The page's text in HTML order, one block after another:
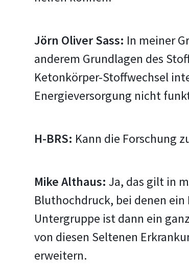
Jörn Oliver Sass: In meiner
anderem Grundlagen des
Ketonkörper-Stoffwechsel
Energieversorgung nicht
H-BRS: Kann die Forschung
Mike Althaus:Ja, das gilt in
Bluthochdruck, bei denen
Untergruppe ist dann ein
von diesen Seltenen
erweitern.